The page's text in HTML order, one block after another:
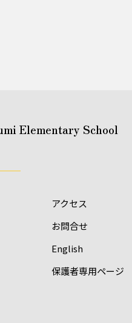
Elementary School
アクセス
お問合せ
English
保護者専用ページ